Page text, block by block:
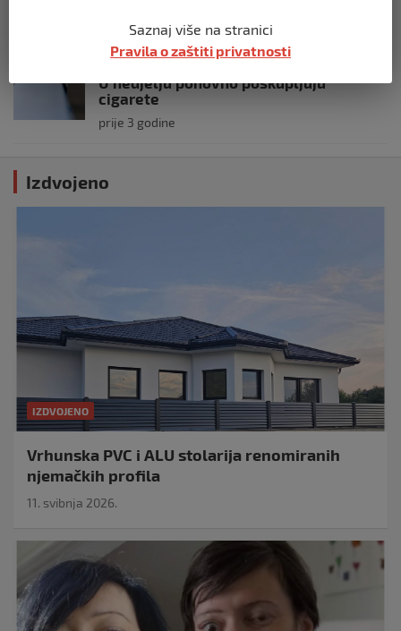
ZANIMLJIVOSTI
U nedjelju ponovno poskupljuju
cigarete
prije 3 godine
Izdvojeno
IZDVOJENO
Vrhunska PVC i ALU stolarija renomiranih
njemačkih profila
11. svibnja 2026.
Saznaj više na stranici
Pravila o zaštiti privatnosti